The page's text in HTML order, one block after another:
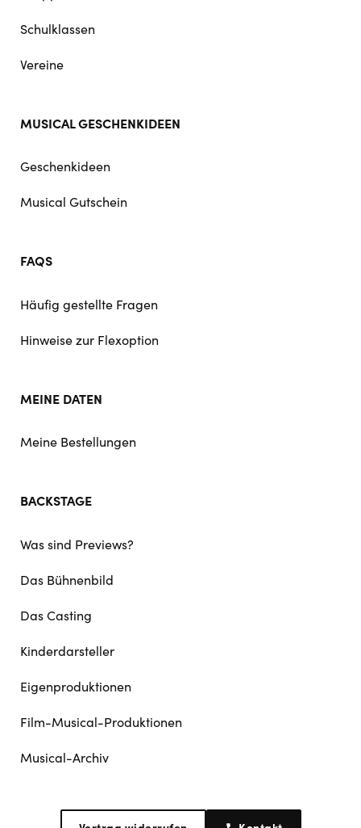
Schulklassen
Vereine
MUSICAL GESCHENKIDEEN
Geschenkideen
Musical Gutschein
FAQS
Häufig gestellte Fragen
Hinweise zur Flexoption
MEINE DATEN
Meine Bestellungen
BACKSTAGE
Was sind Previews?
Das Bühnenbild
Das Casting
Kinderdarsteller
Eigenproduktionen
Film-Musical-Produktionen
Musical-Archiv